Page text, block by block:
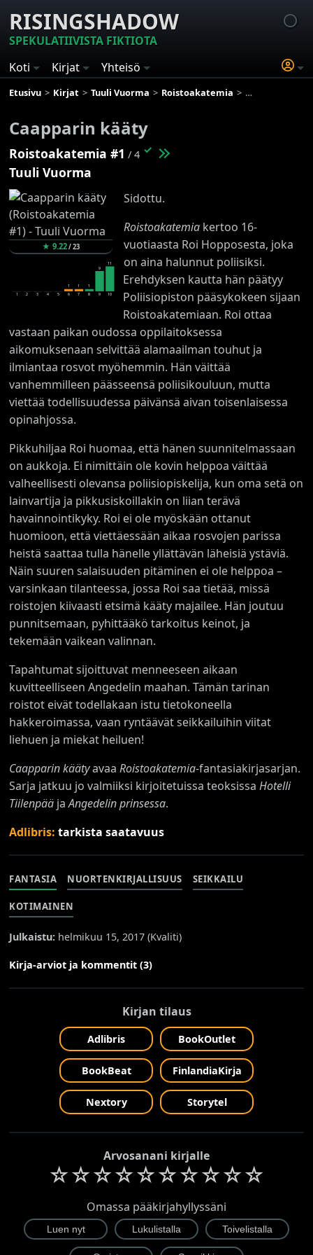
RISINGSHADOW
SPEKULATIIVISTA FIKTIOTA
Koti
Kirjat Yhteisö
Etusivu Kirjat Tuuli Vuorma Roistoakatemia Caapparin kääty
Caapparin kääty
Roistoakatemia #1 / 4 ✓
Tuuli Vuorma
★9.22/23
1 2 3 4 5
1
6
1
7
1
8
9
9
11
10
Sidottu.
Roistoakatemiakertoo 16-
vuotiaasta Roi Hopposesta, joka
on aina halunnut poliisiksi.
Erehdyksen kautta hän päätyy
Poliisiopiston pääsykokeen sijaan
Roistoakatemiaan. Roi ottaa
vastaan paikan oudossa oppilaitoksessa
aikomuksenaan selvittää alamaailman touhut ja
ilmiantaa rosvot myöhemmin. Hän väittää
vanhemmilleen päässeensä poliisikouluun, mutta
viettää todellisuudessa päivänsä aivan toisenlaisessa
opinahjossa.
Pikkuhiljaa Roi huomaa, että hänen suunnitelmassaan
on aukkoja. Ei nimittäin ole kovin helppoa väittää
valheellisesti olevansa poliisiopiskelija, kun oma setä on
lainvartija ja pikkusiskoillakin on liian terävä
havainnointikyky. Roi ei ole myöskään ottanut
huomioon, että viettäessään aikaa rosvojen parissa
heistä saattaa tulla hänelle yllättävän läheisiä ystäviä.
Näin suuren salaisuuden pitäminen ei ole helppoa –
varsinkaan tilanteessa, jossa Roi saa tietää, missä
roistojen kiivaasti etsimä kääty majailee. Hän joutuu
punnitsemaan, pyhittääkö tarkoitus keinot, ja
tekemään vaikean valinnan.
Tapahtumat sijoittuvat menneeseen aikaan
kuvitteelliseen Angedelin maahan. Tämän tarinan
roistot eivät todellakaan istu tietokoneella
hakkeroimassa, vaan ryntäävät seikkailuihin viitat
liehuen ja miekat heiluen!
Caapparin käätyavaaRoistoakatemia-fantasiakirjasarjan.
Sarja jatkuu jo valmiiksi kirjoitetuissa teoksissaHotelli
Tiilenpää jaAngedelin prinsessa.
Adlibris:tarkista saatavuus
FANTASIA NUORTENKIRJALLISUUS SEIKKAILU
KOTIMAINEN
Julkaistu: helmikuu 15, 2017 (Kvaliti)
Kirja-arviot ja kommentit (3)
Kirjan tilaus
Adlibris BookOutlet
BookBeat FinlandiaKirja
Nextory Storytel
Arvosanani kirjalle
☆☆☆☆☆☆☆☆☆☆
Omassa pääkirjahyllyssäni